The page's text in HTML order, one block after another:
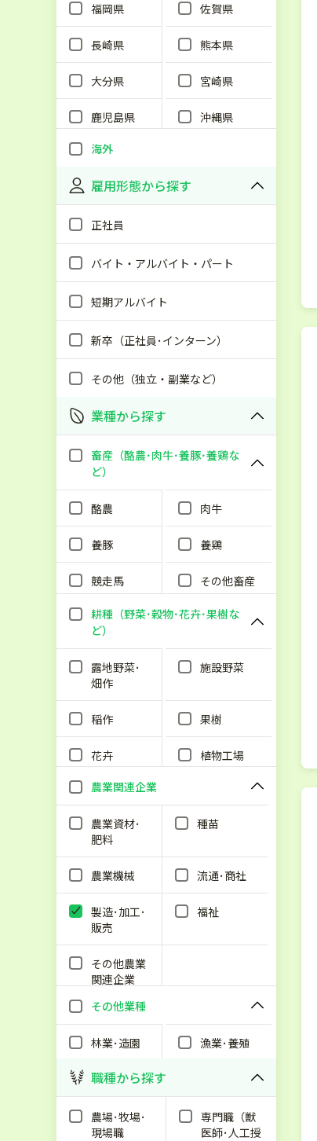
福岡県 佐賀県
長崎県 熊本県
大分県 宮崎県
鹿児島県
沖縄県
海外
雇用形態から探す
正社員
バイト・アルバイト・パート
短期アルバイト
新卒（正社員･インターン）
その他（独立・副業など）
業種から探す
畜産（酪農･肉牛･養豚･養鶏な
ど）
酪農 肉牛
養豚 養鶏
競走馬 その他畜産
耕種（野菜･穀物･花卉･果樹な
ど）
露地野菜･
畑作
施設野菜
稲作 果樹
花卉
植物工場
農業関連企業
農業資材･
肥料
種苗
農業機械 流通･商社
製造･加工･
販売
福祉
その他農業
関連企業
その他業種
林業･造園 漁業･養殖
職種から探す
農場･牧場･
現場職
専門職（獣
医師･人工授